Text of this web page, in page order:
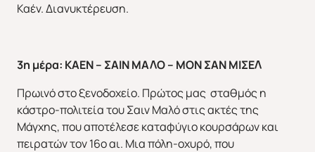
Καέν. Διανυκτέρευση.
3η μέρα: ΚΑΕΝ – ΣΑΙΝ ΜΑΛΟ – ΜΟΝ ΣΑΝ ΜΙΣΕΛ
Πρωινό στο ξενοδοχείο. Πρώτος μας σταθμός η
κάστρο-πολιτεία του Σαιν Μαλό στις ακτές της
Μάγχης, που αποτέλεσε καταφύγιο κουρσάρων και
πειρατών τον 16ο αι. Μια πόλη-οχυρό, που